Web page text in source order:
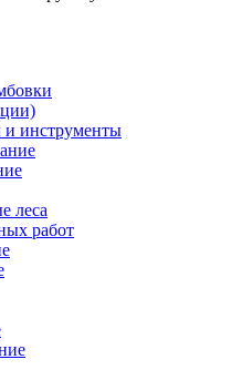
инструменты
леса
работ